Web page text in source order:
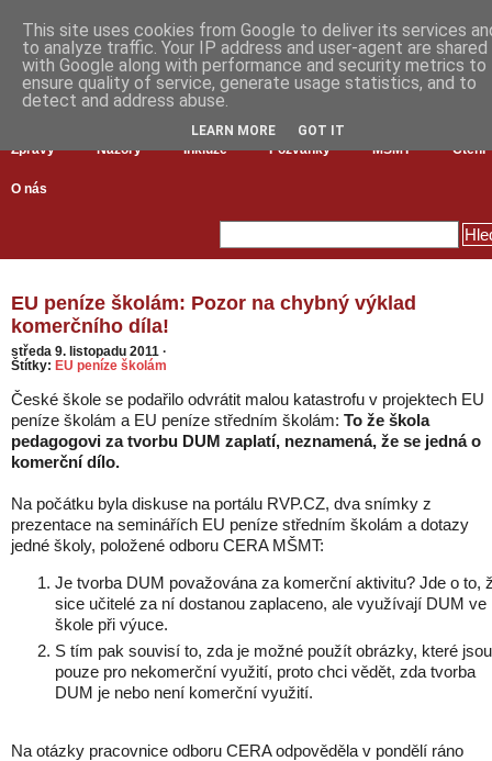
Zprávy Názory Inkluze Pozvánky MŠMT Čtení
O nás
EU peníze školám: Pozor na chybný výklad
komerčního díla!
středa 9. listopadu 2011 ·
Štítky: EU peníze školám
České škole se podařilo odvrátit malou katastrofu v projektech EU
peníze školám a EU peníze středním školám: To že škola
pedagogovi za tvorbu DUM zaplatí, neznamená, že se jedná o
komerční dílo.
Na počátku byla diskuse na portálu RVP.CZ, dva snímky z
prezentace na seminářích EU peníze středním školám a dotazy
jedné školy, položené odboru CERA MŠMT:
Je tvorba DUM považována za komerční aktivitu? Jde o to,
sice učitelé za ní dostanou zaplaceno, ale využívají DUM ve
škole při výuce.
S tím pak souvisí to, zda je možné použít obrázky, které jsou
pouze pro nekomerční využití, proto chci vědět, zda tvorba
DUM je nebo není komerční využití.
Na otázky pracovnice odboru CERA odpověděla v pondělí ráno
This site uses cookies from Google to deliver its services
to analyze traffic. Your IP address and user-agent are shared
with Google along with performance and security metrics to
ensure quality of service, generate usage statistics, and to
detect and address abuse.
LEARN MORE GOT IT